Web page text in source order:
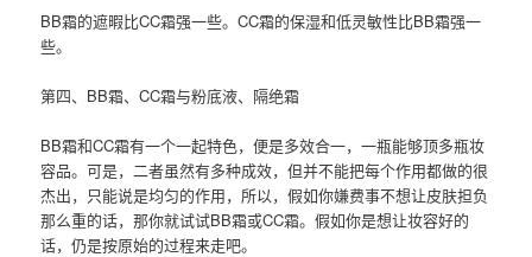
BB霜的遮暇比CC霜强一些。CC霜的保湿和低灵敏性比BB霜强一
些。
第四、BB霜、CC霜与粉底液、隔绝霜
BB霜和CC霜有一个一起特色，便是多效合一，一瓶能够顶多瓶妆
容品。可是，二者虽然有多种成效，但并不能把每个作用都做的很
杰出，只能说是均匀的作用，所以，假如你嫌费事不想让皮肤担负
那么重的话，那你就试试BB霜或CC霜。假如你是想让妆容好的
话，仍是按原始的过程来走吧。